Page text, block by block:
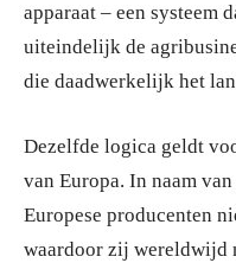
apparaat – een systeem
uiteindelijk de
die daadwerkelijk het
Dezelfde logica geldt
van Europa. In naam
Europese producenten
waardoor zij wereldwijd